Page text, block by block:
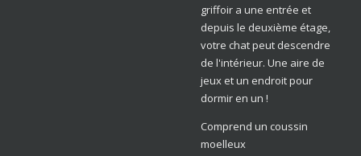
griffoir a une entrée et
depuis le deuxième étage,
votre chat peut descendre
de l'intérieur. Une aire de
jeux et un endroit pour
dormir en un !
Comprend un coussin
moelleux